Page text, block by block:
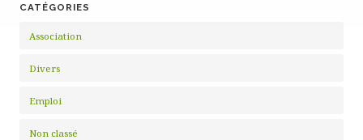
CATÉGORIES
Association
Divers
Emploi
Non classé